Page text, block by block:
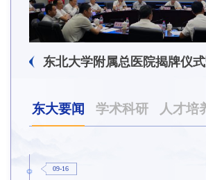
东大要闻 学术科研 人才培
09-16